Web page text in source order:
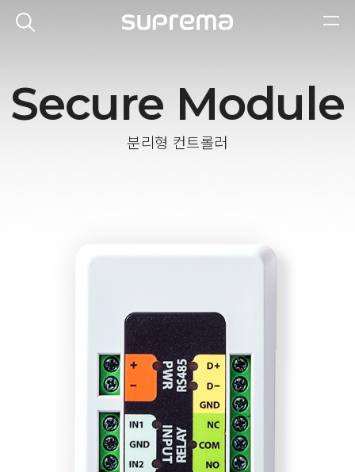
Secure Module
분리형 컨트롤러